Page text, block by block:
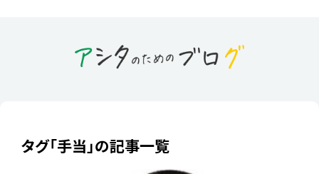
タグ「手当」の記事一覧